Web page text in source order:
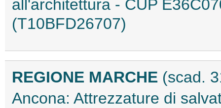
all'architettura - CUP
(T10BFD26707)
REGIONE MARCHE (scad.
Ancona: Attrezzature di